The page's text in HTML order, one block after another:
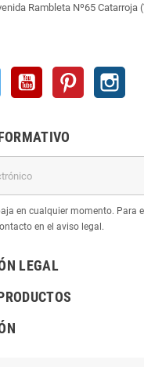
Rambleta Nº65 Catarroja
Twitter YouTube Pinterest
en cualquier momento. Para
en el aviso legal.
LEGAL